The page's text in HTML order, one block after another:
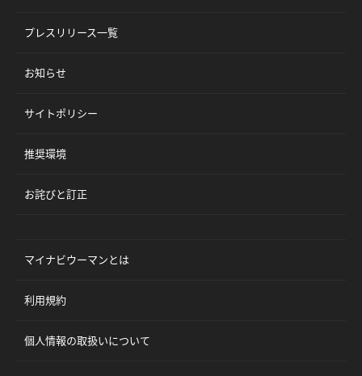
プレスリリース一覧
お知らせ
サイトポリシー
推奨環境
お詫びと訂正
マイナビウーマンとは
利用規約
個人情報の取扱いについて